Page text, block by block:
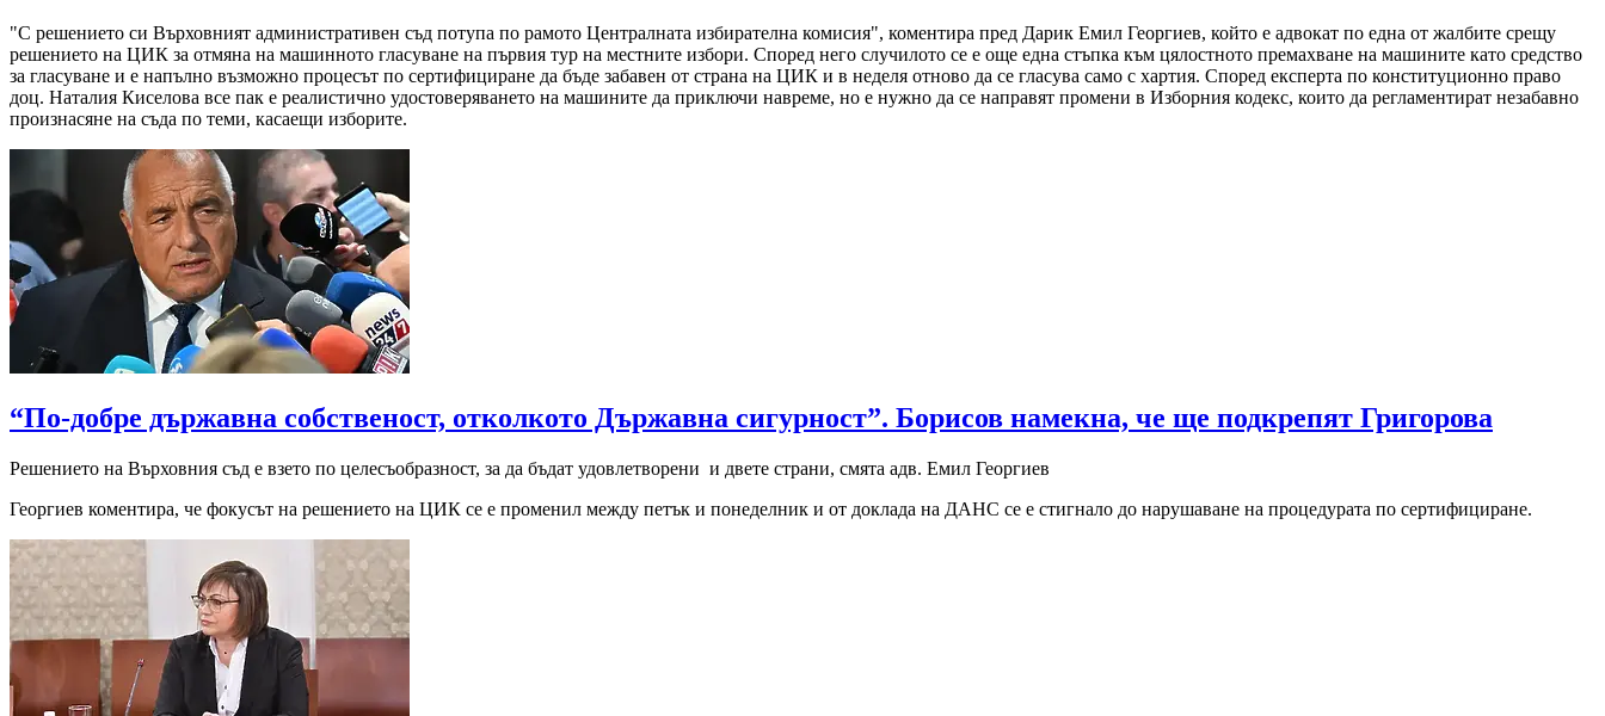
"С решението си Върховният административен съд потупа по рамото Централната избирателна комисия", коментира пред Дарик Емил Георгиев, който е адвокат по една от жалбите срещу
решението на ЦИК за отмяна на машинното гласуване на първия тур на местните избори. Според него случилото се е още една стъпка към цялостното премахване на машините като средство
за гласуване и е напълно възможно процесът по сертифициране да бъде забавен от страна на ЦИК и в неделя отново да се гласува само с хартия. Според експерта по конституционно право
доц. Наталия Киселова все пак е реалистично удостоверяването на машините да приключи навреме, но е нужно да се направят промени в Изборния кодекс, които да регламентират незабавно
произнасяне на съда по теми, касаещи изборите.
“По-добре държавна собственост, отколкото Държавна сигурност”. Борисов намекна, че ще подкрепят Григорова
Решението на Върховния съд е взето по целесъобразност, за да бъдат удовлетворени и двете страни, смята адв. Емил Георгиев
Георгиев коментира, че фокусът на решението на ЦИК се е променил между петък и понеделник и от доклада на ДАНС се е стигнало до нарушаване на процедурата по сертифициране.